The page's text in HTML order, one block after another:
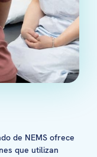
de NEMS ofrece
que utilizan